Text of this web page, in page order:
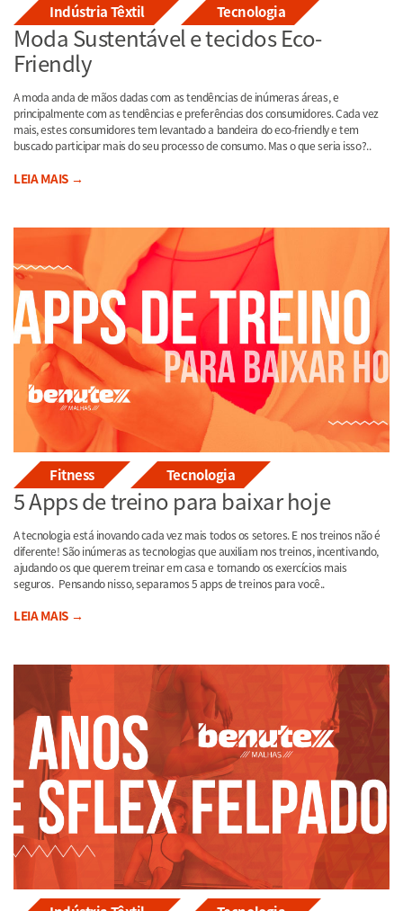
Indústria Têxtil Tecnologia
Moda Sustentável e tecidos Eco-
Friendly
A moda anda de mãos dadas com as tendências de inúmeras áreas, e
principalmente com as tendências e preferências dos consumidores. Cada vez
mais, estes consumidores tem levantado a bandeira do eco-friendly e tem
buscado participar mais do seu processo de consumo. Mas o que seria isso?..
LEIA MAIS →
Fitness Tecnologia
5 Apps de treino para baixar hoje
A tecnologia está inovando cada vez mais todos os setores. E nos treinos não é
diferente! São inúmeras as tecnologias que auxiliam nos treinos, incentivando,
ajudando os que querem treinar em casa e tornando os exercícios mais
seguros. Pensando nisso, separamos 5 apps de treinos para você..
LEIA MAIS →